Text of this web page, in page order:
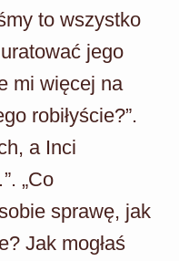
to wszystko
jego
mi więcej na
robiłyście?”.
a Inci
„Co
sprawę, jak
Jak mogłaś